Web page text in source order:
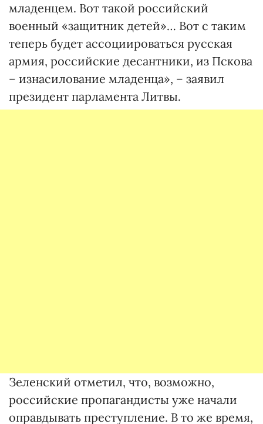
младенцем. Вот такой российский
военный «защитник детей»… Вот с таким
теперь будет ассоциироваться русская
армия, российские десантники, из Пскова
– изнасилование младенца», – заявил
президент парламента Литвы.
Зеленский отметил, что, возможно,
российские пропагандисты уже начали
оправдывать преступление. В то же время,